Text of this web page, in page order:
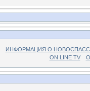
ИНФОРМАЦИЯ О
ON LINE TV